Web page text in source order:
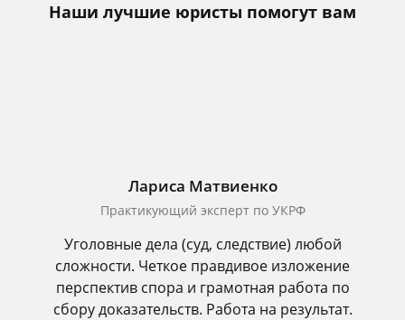
Наши лучшие юристы помогут вам
Лариса Матвиенко
Практикующий эксперт по УКРФ
Уголовные дела (суд, следствие) любой
сложности. Четкое правдивое изложение
перспектив спора и грамотная работа по
сбору доказательств. Работа на результат.